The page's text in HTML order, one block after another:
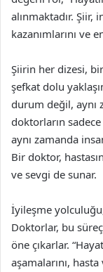
alınmaktadır. Şiir,
kazanımlarını ve
Şiirin her dizesi,
şefkat dolu
durum değil, aynı
doktorların sadece
aynı zamanda
Bir doktor,
ve sevgi de sunar.
İyileşme
Doktorlar, bu
öne çıkarlar.
aşamalarını,